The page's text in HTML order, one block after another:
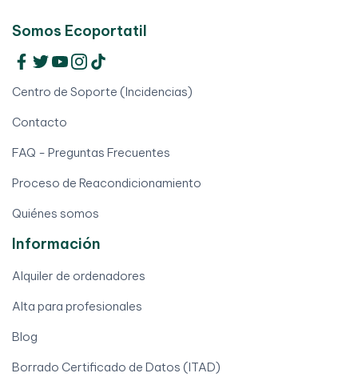
Somos Ecoportatil
Centro de Soporte (Incidencias)
Contacto
FAQ - Preguntas Frecuentes
Proceso de Reacondicionamiento
Quiénes somos
Información
Alquiler de ordenadores
Alta para profesionales
Blog
Borrado Certificado de Datos (ITAD)